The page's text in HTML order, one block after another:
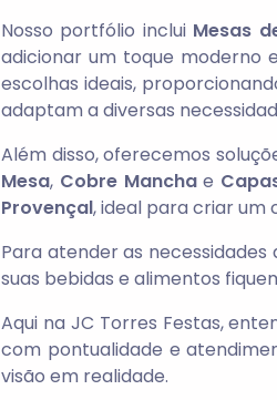
Nosso portfólio inclui Mesas
adicionar um toque moderno
escolhas ideais,
adaptam a diversas
Além disso, oferecemos
Mesa, Cobre Manchae
Provençal, ideal para criar um
Para atender as
suas bebidas e alimentos
Aqui na JC Torres Festas,
com pontualidade e
visão em realidade.